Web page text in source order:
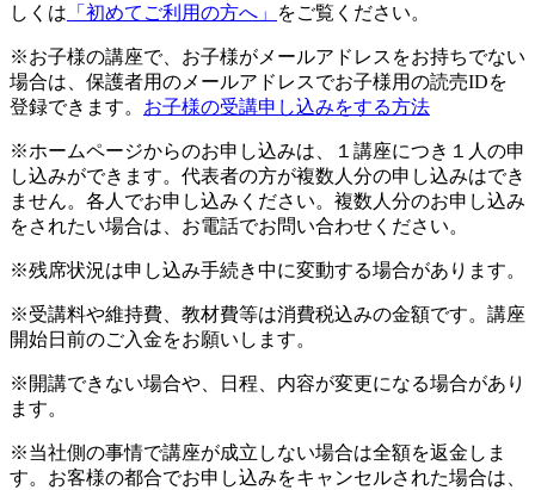
しくは 「初めてご利用の方へ」 をご覧ください。
※お子様の講座で、お子様がメールアドレスをお持ちでない
場合は、保護者用のメールアドレスでお子様用の読売IDを
登録できます。 お子様の受講申し込みをする方法
※ホームページからのお申し込みは、１講座につき１人の申
し込みができます。代表者の方が複数人分の申し込みはでき
ません。各人でお申し込みください。複数人分のお申し込み
をされたい場合は、お電話でお問い合わせください。
※残席状況は申し込み手続き中に変動する場合があります。
※受講料や維持費、教材費等は消費税込みの金額です。講座
開始日前のご入金をお願いします。
※開講できない場合や、日程、内容が変更になる場合があり
ます。
※当社側の事情で講座が成立しない場合は全額を返金しま
す。お客様の都合でお申し込みをキャンセルされた場合は、